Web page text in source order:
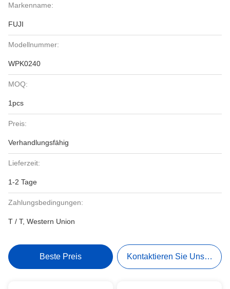
Markenname:
FUJI
Modellnummer:
WPK0240
MOQ:
1pcs
Preis:
Verhandlungsfähig
Lieferzeit:
1-2 Tage
Zahlungsbedingungen:
T / T, Western Union
Beste Preis Kontaktieren Sie Uns Jetzt